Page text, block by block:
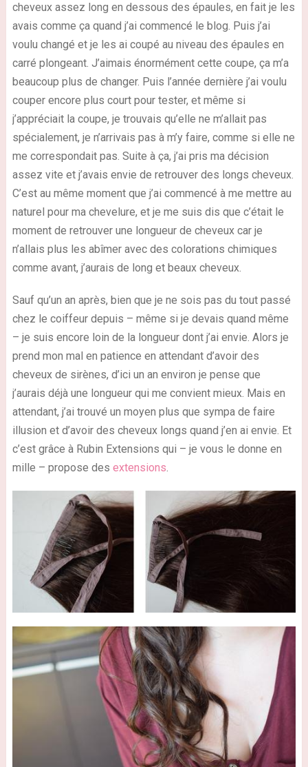
cheveux assez long en dessous des épaules, en fait je les
avais comme ça quand j’ai commencé le blog. Puis j’ai
voulu changé et je les ai coupé au niveau des épaules en
carré plongeant. J’aimais énormément cette coupe, ça m’a
beaucoup plus de changer. Puis l’année dernière j’ai voulu
couper encore plus court pour tester, et même si
j’appréciait la coupe, je trouvais qu’elle ne m’allait pas
spécialement, je n’arrivais pas à m’y faire, comme si elle ne
me correspondait pas. Suite à ça, j’ai pris ma décision
assez vite et j’avais envie de retrouver des longs cheveux.
C’est au même moment que j’ai commencé à me mettre au
naturel pour ma chevelure, et je me suis dis que c’était le
moment de retrouver une longueur de cheveux car je
n’allais plus les abîmer avec des colorations chimiques
comme avant, j’aurais de long et beaux cheveux.
Sauf qu’un an après, bien que je ne sois pas du tout passé
chez le coiffeur depuis – même si je devais quand même
– je suis encore loin de la longueur dont j’ai envie. Alors je
prend mon mal en patience en attendant d’avoir des
cheveux de sirènes, d’ici un an environ je pense que
j’aurais déjà une longueur qui me convient mieux. Mais en
attendant, j’ai trouvé un moyen plus que sympa de faire
illusion et d’avoir des cheveux longs quand j’en ai envie. Et
c’est grâce à Rubin Extensions qui – je vous le donne en
mille – propose des extensions.